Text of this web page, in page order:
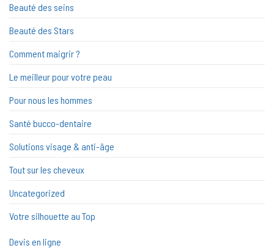
Beauté des seins
Beauté des Stars
Comment maigrir ?
Le meilleur pour votre peau
Pour nous les hommes
Santé bucco-dentaire
Solutions visage & anti-âge
Tout sur les cheveux
Uncategorized
Votre silhouette au Top
Devis en ligne